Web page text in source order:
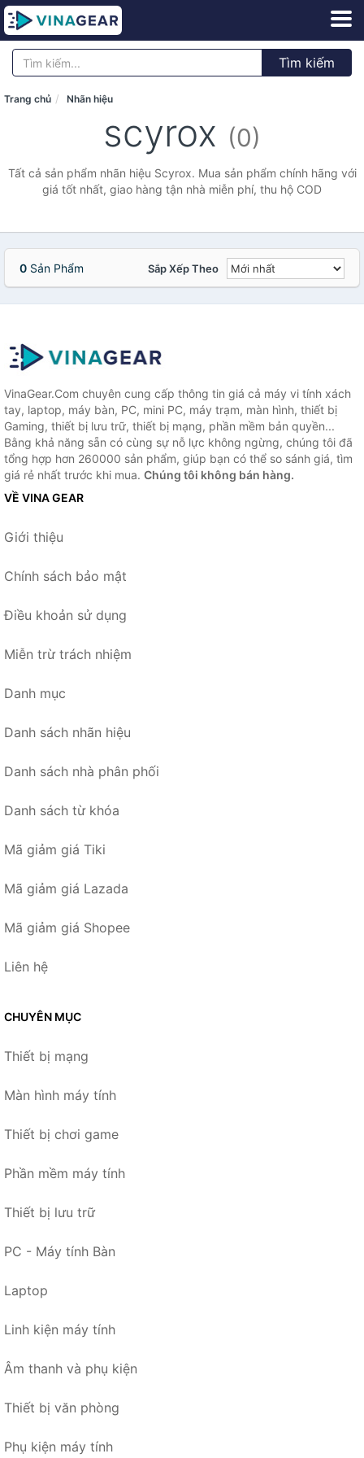
Tìm kiếm
Trang chủ Nhãn hiệu
scyrox (0)
Tất cả sản phẩm nhãn hiệu Scyrox. Mua sản phẩm chính hãng với
giá tốt nhất, giao hàng tận nhà miễn phí, thu hộ COD
0 Sản Phẩm Sắp Xếp Theo
VinaGear.Com chuyên cung cấp thông tin giá cả máy vi tính xách
tay, laptop, máy bàn, PC, mini PC, máy trạm, màn hình, thiết bị
Gaming, thiết bị lưu trữ, thiết bị mạng, phần mềm bản quyền...
Bằng khả năng sẵn có cùng sự nỗ lực không ngừng, chúng tôi đã
tổng hợp hơn 260000 sản phẩm, giúp bạn có thể so sánh giá, tìm
giá rẻ nhất trước khi mua. Chúng tôi không bán hàng.
VỀ VINA GEAR
Giới thiệu
Chính sách bảo mật
Điều khoản sử dụng
Miễn trừ trách nhiệm
Danh mục
Danh sách nhãn hiệu
Danh sách nhà phân phối
Danh sách từ khóa
Mã giảm giá Tiki
Mã giảm giá Lazada
Mã giảm giá Shopee
Liên hệ
CHUYÊN MỤC
Thiết bị mạng
Màn hình máy tính
Thiết bị chơi game
Phần mềm máy tính
Thiết bị lưu trữ
PC - Máy tính Bàn
Laptop
Linh kiện máy tính
Âm thanh và phụ kiện
Thiết bị văn phòng
Phụ kiện máy tính